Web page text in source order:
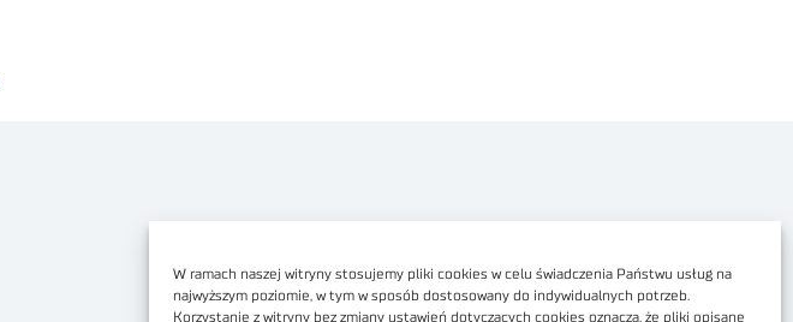
W ramach naszej witryny stosujemy pliki cookies w celu świadczenia Państwu usług na
najwyższym poziomie, w tym w sposób dostosowany do indywidualnych potrzeb.
Korzystanie z witryny bez zmiany ustawień dotyczących cookies oznacza, że pliki opisane
Dostępność cyfrowa
Regulamin Portalu